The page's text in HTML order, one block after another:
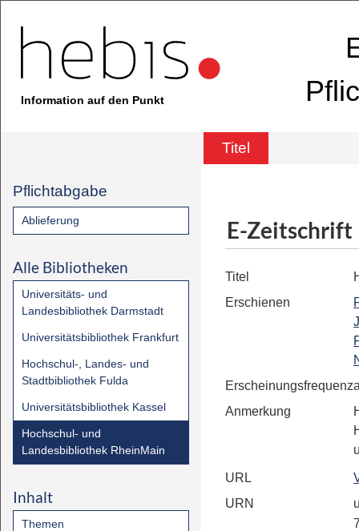
Information auf den Punkt
Titel
Pflichtabgabe
Ablieferung
Alle Bibliotheken
Universitäts- und
Landesbibliothek Darmstadt
Universitätsbibliothek Frankfurt
Hochschul-, Landes- und
Stadtbibliothek Fulda
Universitätsbibliothek Kassel
Hochschul- und
Landesbibliothek RheinMain
Inhalt
Themen
E-Zeitschrift
Titel
Erschienen
Erscheinungsfrequenz
Anmerkung
URL
URN